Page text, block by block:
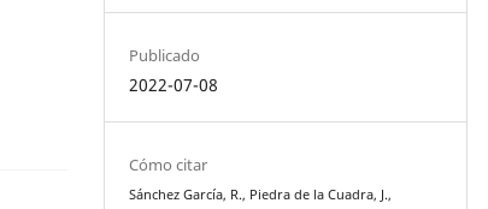
Publicado
2022-07-08
Cómo citar
Sánchez García, R., Piedra de la Cuadra, J.,